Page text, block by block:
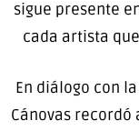
sigue presente
cada artista
En diálogo con
Cánovas recordó